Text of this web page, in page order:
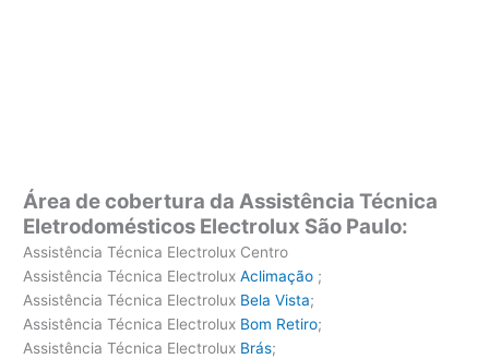
Área de cobertura da Assistência Técnica
Eletrodomésticos Electrolux São Paulo:
Assistência Técnica Electrolux Centro
Assistência Técnica ElectroluxAclimação ;
Assistência Técnica Electrolux Bela Vista;
Assistência Técnica Electrolux Bom Retiro;
Assistência Técnica Electrolux Brás;